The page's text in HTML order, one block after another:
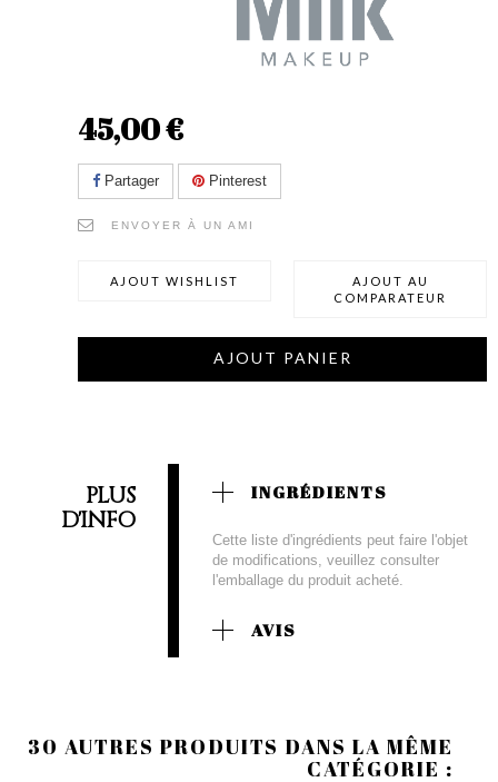
45,00 €
Partager Pinterest
ENVOYER À UN AMI
AJOUT WISHLIST
AJOUT AU
COMPARATEUR
AJOUT PANIER
PLUS
D'INFO
INGRÉDIENTS
Cette liste d'ingrédients peut faire l'objet
de modifications, veuillez consulter
l'emballage du produit acheté.
AVIS
30 AUTRES PRODUITS DANS LA MÊME
CATÉGORIE :